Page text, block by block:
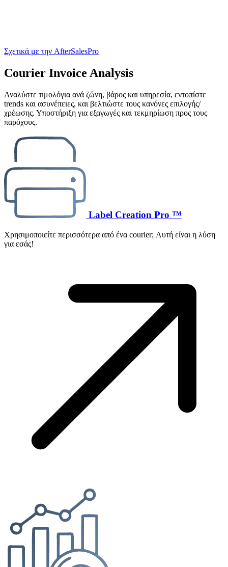
Σχετικά με την AfterSalesPro
Courier Invoice Analysis
Αναλύστε τιμολόγια ανά ζώνη, βάρος και υπηρεσία, εντοπίστε
trends και ασυνέπειες, και βελτιώστε τους κανόνες επιλογής/
χρέωσης. Υποστήριξη για εξαγωγές και τεκμηρίωση προς τους
παρόχους.
Label Creation Pro ™
Χρησιμοποιείτε περισσότερα από ένα courier; Αυτή είναι η λύση
για εσάς!